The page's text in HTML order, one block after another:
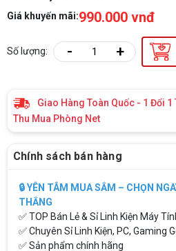
Giá khuyến mãi:990.000 vnđ
Số lượng: - +
Giao Hàng Toàn Quốc - 1 Đổi
Thu Mua Phòng Net
Chính sách bán hàng
🔒 YÊN TÂM MUA SẮM – CHỌN
THẮNG
✅ TOP Bán Lẻ & Sỉ Linh Kiện Máy
✅ Chuyên Sỉ Linh Kiện, PC, Gaming
✅ Sản phẩm chính hãng